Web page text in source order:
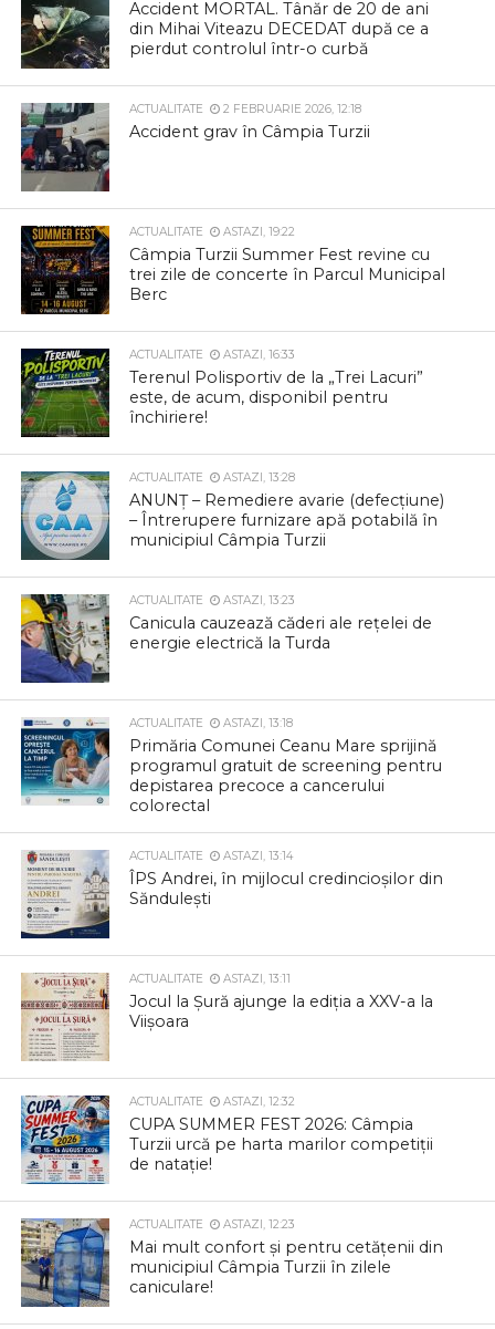
Accident MORTAL. Tânăr de 20 de ani
din Mihai Viteazu DECEDAT după ce a
pierdut controlul într-o curbă
ACTUALITATE 2 FEBRUARIE 2026, 12:18
Accident grav în Câmpia Turzii
ACTUALITATE ASTAZI, 19:22
Câmpia Turzii Summer Fest revine cu
trei zile de concerte în Parcul Municipal
Berc
ACTUALITATE ASTAZI, 16:33
Terenul Polisportiv de la „Trei Lacuri”
este, de acum, disponibil pentru
închiriere!
ACTUALITATE ASTAZI, 13:28
ANUNȚ – Remediere avarie (defecțiune)
– Întrerupere furnizare apă potabilă în
municipiul Câmpia Turzii
ACTUALITATE ASTAZI, 13:23
Canicula cauzează căderi ale rețelei de
energie electrică la Turda
ACTUALITATE ASTAZI, 13:18
Primăria Comunei Ceanu Mare sprijină
programul gratuit de screening pentru
depistarea precoce a cancerului
colorectal
ACTUALITATE ASTAZI, 13:14
ÎPS Andrei, în mijlocul credincioșilor din
Săndulești
ACTUALITATE ASTAZI, 13:11
Jocul la Șură ajunge la ediția a XXV-a la
Viișoara
ACTUALITATE ASTAZI, 12:32
CUPA SUMMER FEST 2026: Câmpia
Turzii urcă pe harta marilor competiții
de natație!
ACTUALITATE ASTAZI, 12:23
Mai mult confort și pentru cetățenii din
municipiul Câmpia Turzii în zilele
caniculare!